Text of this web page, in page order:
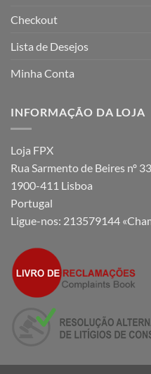
Checkout
Lista de Desejos
Minha Conta
INFORMAÇÃO DA LOJA
Loja FPX
Rua Sarmento de Beires nº
1900-411 Lisboa
Portugal
Ligue-nos: 213579144